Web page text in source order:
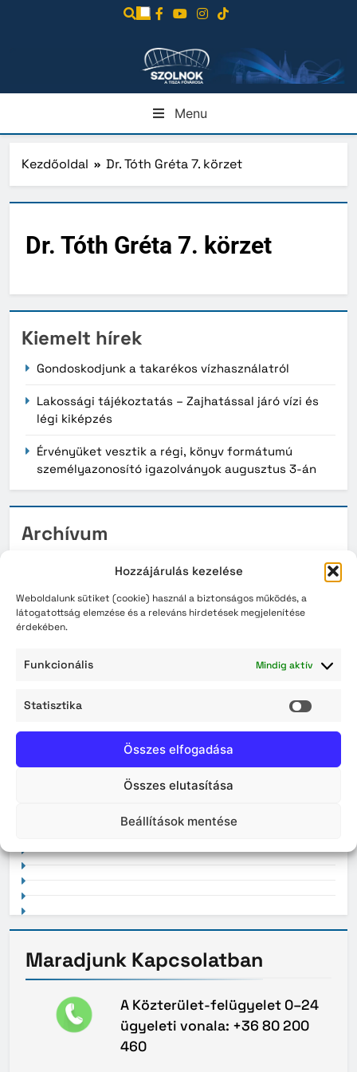
Hozzájárulás kezelése
Weboldalunk sütiket (cookie) használ a biztonságos működés, a
látogatottság elemzése és a releváns hirdetések megjelenítése
érdekében.
Funkcionális Mindig aktív
Statisztika
Összes elfogadása
Összes elutasítása
Beállítások mentése
Menu
Kezdőoldal Dr. Tóth Gréta 7. körzet
Dr. Tóth Gréta 7. körzet
Kiemelt hírek
Gondoskodjunk a takarékos vízhasználatról
Lakossági tájékoztatás – Zajhatással járó vízi és
légi kiképzés
Érvényüket vesztik a régi, könyv formátumú
személyazonosító igazolványok augusztus 3-án
Archívum
2026. augusztus
2026. július
2026. június
2026. május
Maradjunk Kapcsolatban
A Közterület-felügyelet 0–24
ügyeleti vonala: +36 80 200
460